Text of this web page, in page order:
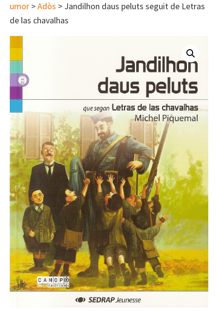
umor >Adòs > Jandilhon daus peluts seguit de Letras
de las chavalhas